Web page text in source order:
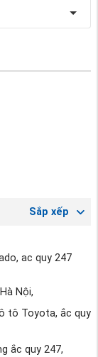
Sắp xếp
ac quy 247
Nội,
tô Toyota, ắc quy
ắc quy 247,